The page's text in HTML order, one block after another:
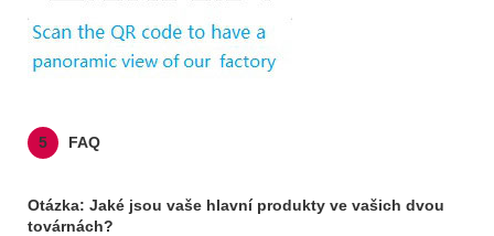
5 FAQ
Otázka: Jaké jsou vaše hlavní produkty ve vašich dvou
továrnách?